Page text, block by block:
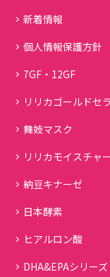
新着情報
個人情報保護方針
7GF・12GF
リリカゴールドセ
舞妓マスク
リリカモイスチャ
納豆キナーゼ
日本酵素
ヒアルロン酸
DHA&EPAシリーズ